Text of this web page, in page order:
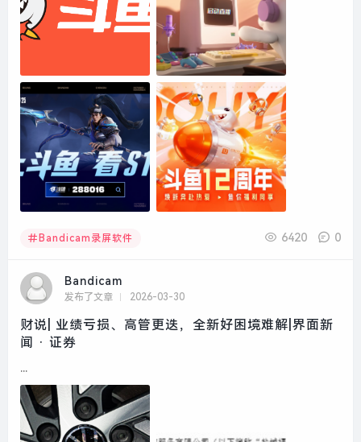
Bandicam录屏软件 6420 0
Bandicam
发布了文章 2026-03-30
财说| 业绩亏损、高管更迭，全新好困境难解|界面新
闻 · 证券
...